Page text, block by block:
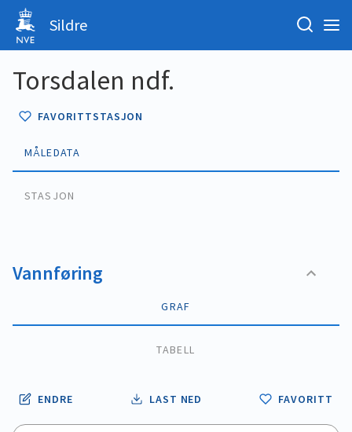
Sildre
Torsdalen ndf.
FAVORITTSTASJON
MÅLEDATA
STASJON
Vannføring
GRAF
TABELL
ENDRE LAST NED FAVORITT